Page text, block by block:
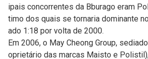
ipais concorrentes da Bburago eram
timo dos quais se tornaria dominante
ado 1:18 por volta de 2000.
Em 2006, o May Cheong Group,
oprietário das marcas Maisto e